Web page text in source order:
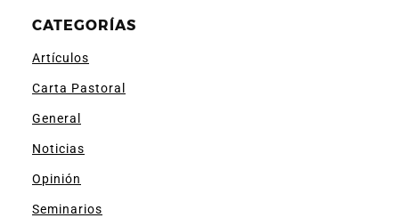
CATEGORÍAS
Artículos
Carta Pastoral
General
Noticias
Opinión
Seminarios